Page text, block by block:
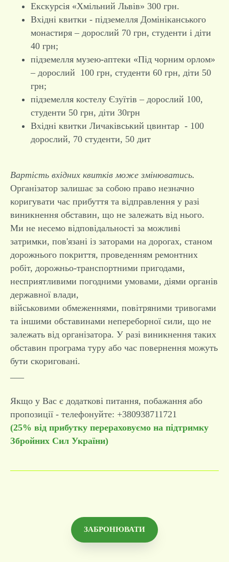
Екскурсія «Хмільний Львів» 300 грн.
Вхідні квитки - підземелля Домініканського
монастиря – дорослий 70 грн, студенти і діти
40 грн;
підземелля музею-аптеки «Під чорним орлом»
– дорослий 100 грн, студенти 60 грн, діти 50
грн;
підземелля костелу Єзуїтів – дорослий 100,
студенти 50 грн, діти 30грн
Вхідні квитки Личаківський цвинтар - 100
дорослий, 70 студенти, 50 дит
Вартість вхідних квитків може змінюватись.
Організатор залишає за собою право незначно
коригувати час прибуття та відправлення у разі
виникнення обставин, що не залежать від нього.
Ми не несемо відповідальності за можливі
затримки, пов'язані із заторами на дорогах, станом
дорожнього покриття, проведенням ремонтних
робіт, дорожньо-транспортними пригодами,
несприятливими погодними умовами, діями органів
державної влади,
військовими обмеженнями, повітряними тривогами
та іншими обставинами непереборної сили, що не
залежать від організатора. У разі виникнення таких
обставин програма туру або час повернення можуть
бути скориговані.
Якщо у Вас є додаткові питання, побажання або
пропозиції - телефонуйте: +380938711721
(25% від прибутку перераховуємо на підтримку
Збройних Сил України)
ЗАБРОНЮВАТИ